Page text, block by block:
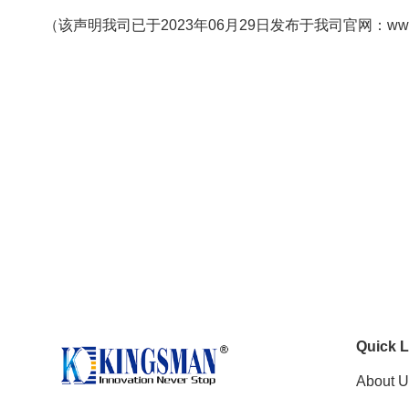
（该声明我司已于2023年06月29日发布于我司官网：
Quick
About